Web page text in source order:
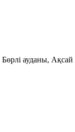
Бөрлі ауданы,